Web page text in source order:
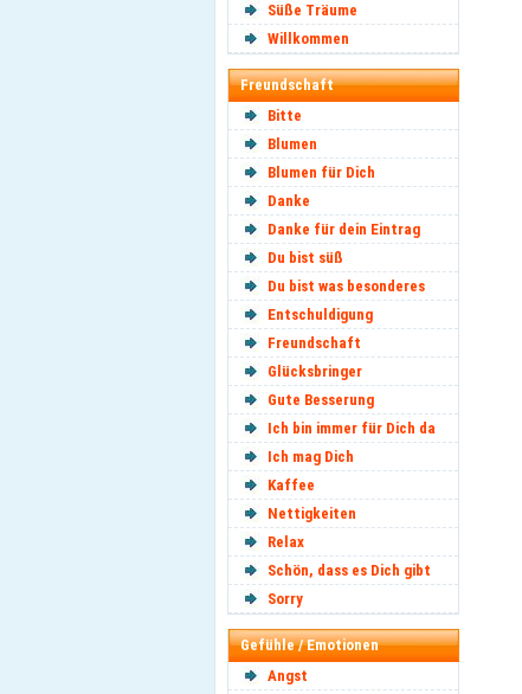
Süße Träume
Willkommen
Freundschaft
Bitte
Blumen
Blumen für Dich
Danke
Danke für dein Eintrag
Du bist süß
Du bist was besonderes
Entschuldigung
Freundschaft
Glücksbringer
Gute Besserung
Ich bin immer für Dich da
Ich mag Dich
Kaffee
Nettigkeiten
Relax
Schön, dass es Dich gibt
Sorry
Gefühle / Emotionen
Angst